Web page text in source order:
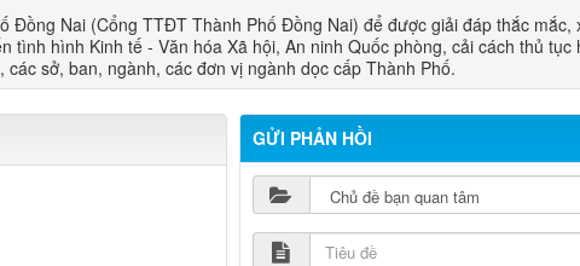
Đồng Nai (Cổng TTĐT Thành Phố Đồng Nai) để được giải đáp thắc mắc,
tình hình Kinh tế - Văn hóa Xã hội, An ninh Quốc phòng, cải cách thủ tục
sở, ban, ngành, các đơn vị ngành dọc cấp Thành Phố.​
GỬI PHẢN HỒI